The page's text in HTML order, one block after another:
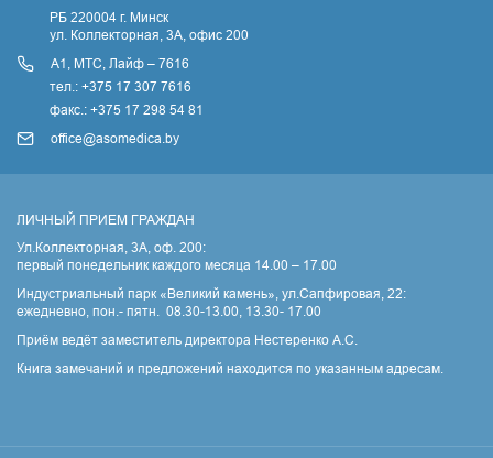
РБ 220004 г. Минск
ул. Коллекторная, 3A, офис 200
А1, МТС, Лайф – 7616
тел.: +375 17 307 7616
факс.: +375 17 298 54 81
office@asomedica.by
ЛИЧНЫЙ ПРИЕМ ГРАЖДАН
Ул.Коллекторная, 3А, оф. 200:
первый понедельник каждого месяца 14.00 – 17.00
Индустриальный парк «Великий камень», ул.Сапфировая, 22:
ежедневно, пон.- пятн. 08.30-13.00, 13.30- 17.00
Приём ведёт заместитель директора Нестеренко А.С.
Книга замечаний и предложений находится по указанным адресам.